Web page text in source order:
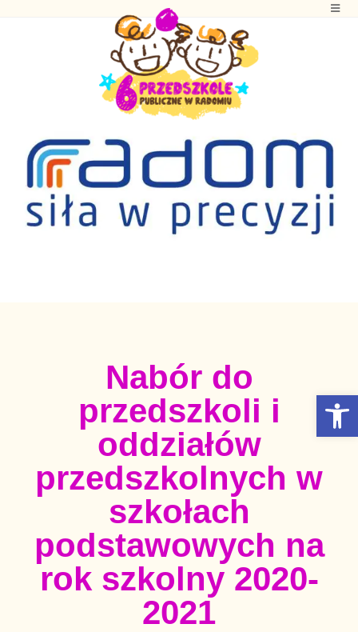
Otwórz Pasek narzędzi
Nabór do
przedszkoli i
oddziałów
przedszkolnych w
szkołach
podstawowych na
rok szkolny 2020-
2021